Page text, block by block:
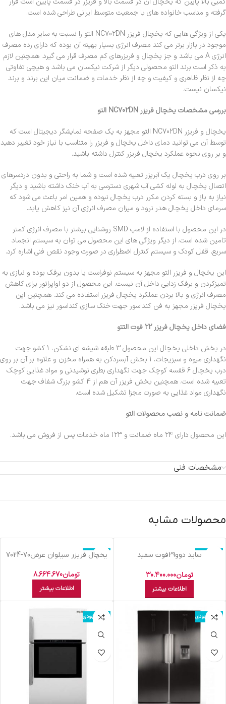
گرفته و مناسب خانواده های با جمعیت متوسط ایرانی طراحی شده است.
یکی از ویژگی هایی که یخچال فریزر NC702DN التو را نسبت به سایر مدل های
موجود در بازار برتر می کند مصرف انرژی بسیار بهینه آن بوده که دارای رده مصرف
انرژی A می باشد و جز یخچال و فریزرهای کم مصرف قرار می گیرد. همچنین لازم
به ذکر است برند التو محصولی دیگر از شرکت نیکسان می باشد و هیچی تفاوتی
چه از نظر ظاهری و کیفیت و چه از نظر خدمات و ضمانت میان این برند و برند
نیکسان نیست.
بررسی مشخصات یخچال فریزر NC702DN التو
یخچال و فریزر NC702DN التو مجهز به یک صفحه نمایشگر دیجیتال است که
توسط آن می توانید دمای داخل یخچال و فریزر را متناسب با نیاز خود تغییر دهید
و بر روی نحوه عملکرد یخچال فریزر کنترل داشته باشید.
بر روی درب یخچال یک آبریزر تعبیه شده است و شما به راحتی و بدون دردسرهای
اتصال یخچال به لوله کشی آب شهری دسترسی به آب خنک داشته باشید و دیگر
نیاز به باز و بسته کردن مکرر درب یخچال نبوده و همین امر باعث می شود که
سرمای داخل یخچال هدر نرود و میزان مصرف انرژی آن نیز کاهش یابد.
در این محصول با استفاده از لامپ SMD روشنایی بیشتر با مصرف انرژی کمتر
تامین شده است. از دیگر ویژگی های این محصول می توان به سیستم انجماد
سریع، قفل کودک و سیستم کنترل اضطراری در صورت وجود نقص فنی اشاره کرد.
این یخچال و فریزر التو مجهز به سیستم نوفراست یا بدون برفک بوده و نیازی به
تمیزکردن و برفک زدایی داخل آن نیست. این محصول از دو اواپراتور برای کاهش
مصرف انرژی و بالا بردن عملکرد یخچال فریزر استفاده می کند. همچنین این
یخچال فریزر مجهز به فن کنداسور جهت خنک سازی کنداسور نیز می باشد.
فضای داخل یخچال فریزر 22 فوت التتو
در بخش داخلی یخچال این محصول 3 طبقه شیشه ای نشکن، 1 کشو جهت
نگهداری میوه و سبزیجات، 1 بخش آبسردکن به همراه مخزن و علاوه بر آن بر روی
درب یخچال 6 قفسه کوچک جهت نگهداری بطری نوشیدنی و مواد غذایی کوچک
تعبیه شده است. همچنین بخش فریزر آن هم از 4 کشو بزرگ شفاف جهت
نگهداری مواد غذایی به صورت مجزا تشکیل شده است.
ضمانت نامه و نصب محصولات التو
این محصول دارای 24 ماه ضمانت و 123 ماه خدمات پس از فروش می باشد.
مشخصات فنی
محصولات مشابه
اتمام موجودی
سايد دوو29فوت سفيد
تومان30.400.000
اطلاعات بیشتر
اتمام موجودی
يخچال فريزر سيلوان عرض70-7024
تومان8.664.670
اطلاعات بیشتر
اتمام موجودی اتمام موجودی